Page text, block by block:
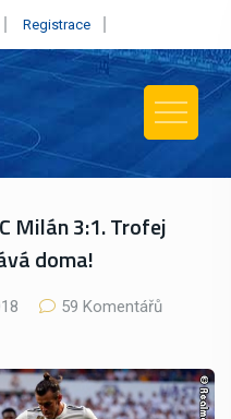
Registrace
Milán 3:1. Trofej
doma!
59 Komentářů